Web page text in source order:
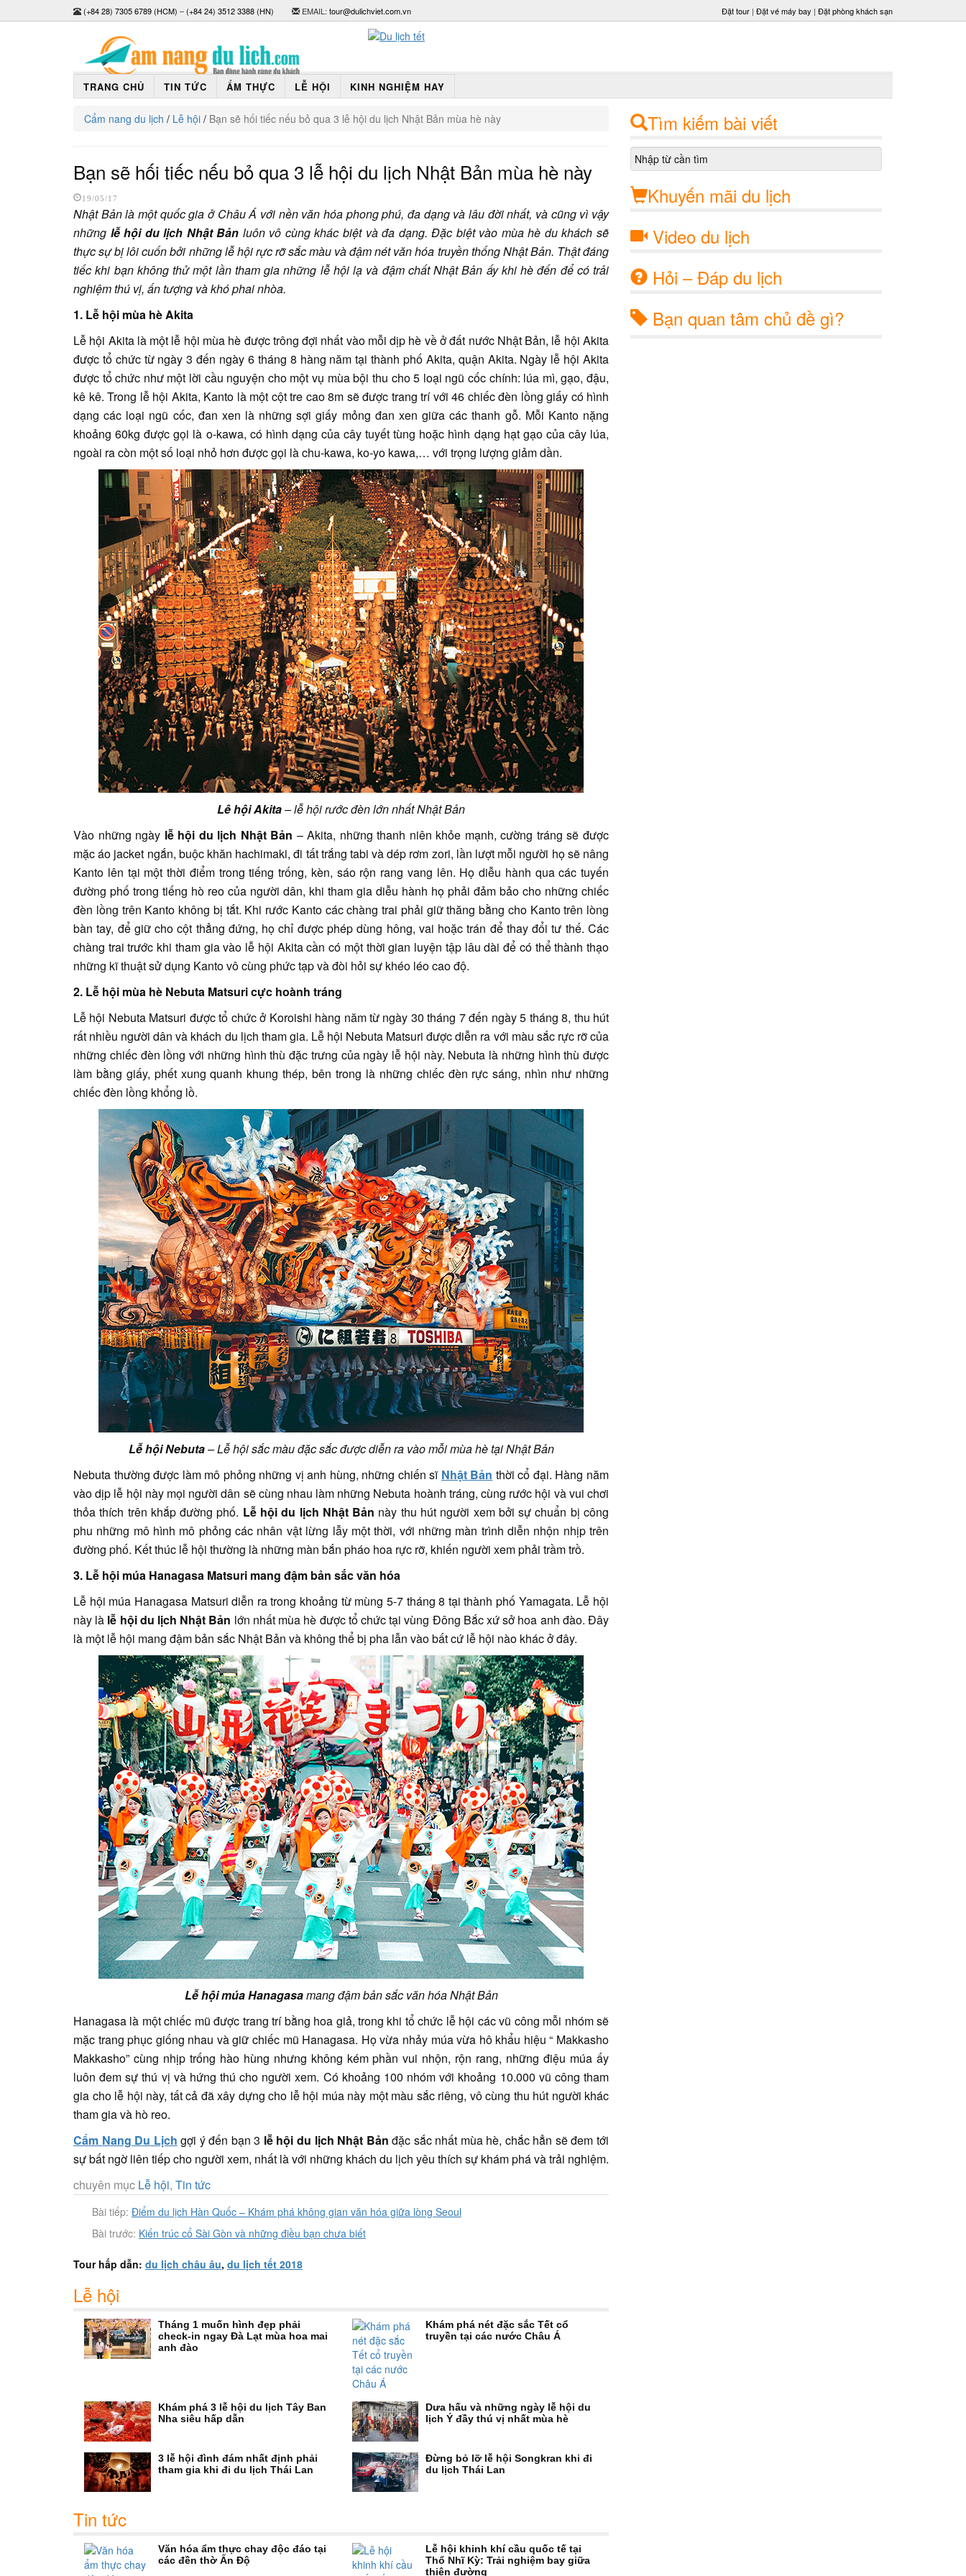
(+84 28) 7305 6789 (HCM) –(+84 24) 3512 3388 (HN) EMAIL: tour@dulichviet.com.vn Đặt tour | Đặt vé máy bay | Đặt phòng khách sạn
TRANG CHỦ TIN TỨC ẨM THỰC LỄ HỘI KINH NGHIỆM HAY
Cẩm nang du lịch / Lễ hội / Bạn sẽ hối tiếc nếu bỏ qua 3 lễ hội du lịch Nhật Bản mùa hè này
Bạn sẽ hối tiếc nếu bỏ qua 3 lễ hội du lịch Nhật Bản mùa hè này
19/05/17
Nhật Bản là một quốc gia ở Châu Á với nền văn hóa phong phú, đa dạng và lâu đời nhất, và cũng vì vậy
những lễ hội du lịch Nhật Bản luôn vô cùng khác biệt và đa dạng. Đặc biệt vào mùa hè du khách sẽ
thực sự bị lôi cuốn bởi những lễ hội rực rỡ sắc màu và đậm nét văn hóa truyền thống Nhật Bản. Thật đáng
tiếc khi bạn không thử một lần tham gia những lễ hội lạ và đậm chất Nhật Bản ấy khi hè đến để có trải
nghiệm thú vị, ấn tượng và khó phai nhòa.
1. Lễ hội mùa hè Akita
Lễ hội Akita là một lễ hội mùa hè được trông đợi nhất vào mỗi dịp hè về ở đất nước Nhật Bản, lễ hội Akita
được tổ chức từ ngày 3 đến ngày 6 tháng 8 hàng năm tại thành phố Akita, quận Akita. Ngày lễ hội Akita
được tổ chức như một lời cầu nguyện cho một vụ mùa bội thu cho 5 loại ngũ cốc chính: lúa mì, gạo, đậu,
kê kê. Trong lễ hội Akita, Kanto là một cột tre cao 8m sẽ được trang trí với 46 chiếc đèn lồng giấy có hình
dạng các loại ngũ cốc, đan xen là những sợi giấy mỏng đan xen giữa các thanh gỗ. Mỗi Kanto nặng
khoảng 60kg được gọi là o-kawa, có hình dạng của cây tuyết tùng hoặc hình dạng hạt gạo của cây lúa,
ngoài ra còn một số loại nhỏ hơn được gọi là chu-kawa, ko-yo kawa,… với trọng lượng giảm dần.
Lê hội Akita– lễ hội rước đèn lớn nhất Nhật Bản
Vào những ngày lễ hội du lịch Nhật Bản – Akita, những thanh niên khỏe mạnh, cường tráng sẽ được
mặc áo jacket ngắn, buộc khăn hachimaki, đi tất trắng tabi và dép rơm zori, lần lượt mỗi người họ sẽ nâng
Kanto lên tại một thời điểm trong tiếng trống, kèn, sáo rộn rang vang lên. Họ diễu hành qua các tuyến
đường phố trong tiếng hò reo của người dân, khi tham gia diễu hành họ phải đảm bảo cho những chiếc
đèn lồng trên Kanto không bị tắt. Khi rước Kanto các chàng trai phải giữ thăng bằng cho Kanto trên lòng
bàn tay, để giữ cho cột thẳng đứng, họ chỉ được phép dùng hông, vai hoặc trán để thay đổi tư thế. Các
chàng trai trước khi tham gia vào lễ hội Akita cần có một thời gian luyện tập lâu dài để có thể thành thạo
những kĩ thuật sử dụng Kanto vô cùng phức tạp và đòi hỏi sự khéo léo cao độ.
2. Lễ hội mùa hè Nebuta Matsuri cực hoành tráng
Lễ hội Nebuta Matsuri được tổ chức ở Koroishi hàng năm từ ngày 30 tháng 7 đến ngày 5 tháng 8, thu hút
rất nhiều người dân và khách du lịch tham gia. Lễ hội Nebuta Matsuri được diễn ra với màu sắc rực rỡ của
những chiếc đèn lồng với những hình thù đặc trưng của ngày lễ hội này. Nebuta là những hình thù được
làm bằng giấy, phết xung quanh khung thép, bên trong là những chiếc đèn rực sáng, nhìn như những
chiếc đèn lồng khổng lồ.
Lễ hội Nebuta– Lễ hội sắc màu đặc sắc được diễn ra vào mỗi mùa hè tại Nhật Bản
Nebuta thường được làm mô phỏng những vị anh hùng, những chiến sĩ Nhật Bản thời cổ đại. Hàng năm
vào dịp lễ hội này mọi người dân sẽ cùng nhau làm những Nebuta hoành tráng, cùng rước hội và vui chơi
thỏa thích trên khắp đường phố. Lễ hội du lịch Nhật Bản này thu hút người xem bởi sự chuẩn bị công
phu những mô hình mô phỏng các nhân vật lừng lẫy một thời, với những màn trình diễn nhộn nhịp trên
đường phố. Kết thúc lễ hội thường là những màn bắn pháo hoa rực rỡ, khiến người xem phải trầm trồ.
3. Lễ hội múa Hanagasa Matsuri mang đậm bản sắc văn hóa
Lễ hội múa Hanagasa Matsuri diễn ra trong khoảng từ mùng 5-7 tháng 8 tại thành phố Yamagata. Lễ hội
này là lễ hội du lịch Nhật Bản lớn nhất mùa hè được tổ chức tại vùng Đông Bắc xứ sở hoa anh đào. Đây
là một lễ hội mang đậm bản sắc Nhật Bản và không thể bị pha lẫn vào bất cứ lễ hội nào khác ở đây.
Lễ hội múa Hanagasamang đậm bản sắc văn hóa Nhật Bản
Hanagasa là một chiếc mũ được trang trí bằng hoa giả, trong khi tổ chức lễ hội các vũ công mỗi nhóm sẽ
mặc trang phục giống nhau và giữ chiếc mũ Hanagasa. Họ vừa nhảy múa vừa hô khẩu hiệu “ Makkasho
Makkasho” cùng nhịp trống hào hùng nhưng không kém phần vui nhộn, rộn rang, những điệu múa ấy
luôn đem sự thú vị và hứng thú cho người xem. Có khoảng 100 nhóm với khoảng 10.000 vũ công tham
gia cho lễ hội này, tất cả đã xây dựng cho lễ hội múa này một màu sắc riêng, vô cùng thu hút người khác
tham gia và hò reo.
Cẩm Nang Du Lịch gợi ý đến bạn 3 lễ hội du lịch Nhật Bản đặc sắc nhất mùa hè, chắc hẳn sẽ đem tới
sự bất ngờ liên tiếp cho người xem, nhất là với những khách du lịch yêu thích sự khám phá và trải nghiệm.
chuyên mục Lễ hội, Tin tức
Bài tiếp: Điểm du lịch Hàn Quốc – Khám phá không gian văn hóa giữa lòng Seoul
Bài trước: Kiến trúc cổ Sài Gòn và những điều bạn chưa biết
Tour hấp dẫn: du lịch châu âu, du lịch tết 2018
Lễ hội
Tháng 1 muốn hình đẹp phải
check-in ngay Đà Lạt mùa hoa mai
anh đào
Khám phá nét đặc sắc Tết cổ
truyền tại các nước Châu Á
Khám phá 3 lễ hội du lịch Tây Ban
Nha siêu hấp dẫn
Dưa hấu và những ngày lễ hội du
lịch Ý đầy thú vị nhất mùa hè
3 lễ hội đình đám nhất định phải
tham gia khi đi du lịch Thái Lan
Đừng bỏ lỡ lễ hội Songkran khi đi
du lịch Thái Lan
Tin tức
Văn hóa ẩm thực chay độc đáo tại
các đền thờ Ấn Độ
Lễ hội khinh khí cầu quốc tế tại
Thổ Nhĩ Kỳ: Trải nghiệm bay giữa
thiên đường
Tìm kiếm bài viết
Khuyến mãi du lịch
Video du lịch
Hỏi – Đáp du lịch
Bạn quan tâm chủ đề gì?